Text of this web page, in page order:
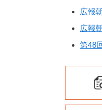
広報
広報
第48